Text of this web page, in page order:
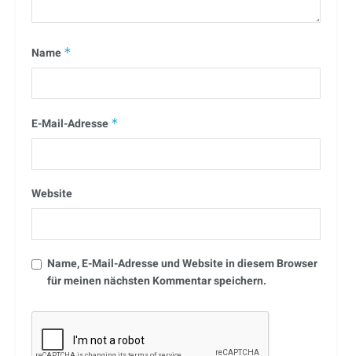
Name *
E-Mail-Adresse *
Website
Name, E-Mail-Adresse und Website in diesem Browser
für meinen nächsten Kommentar speichern.